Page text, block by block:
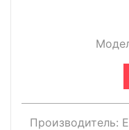
Производитель: